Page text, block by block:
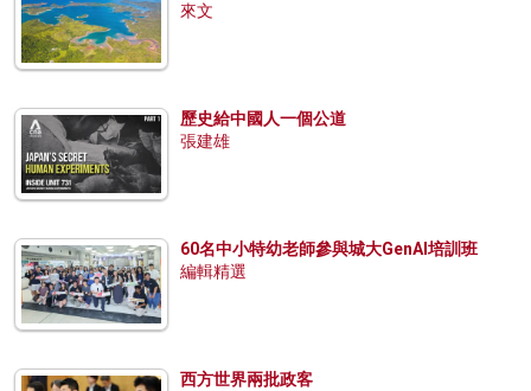
來文
歷史給中國人一個公道
張建雄
60名中小特幼老師參與城大GenAI培訓班
編輯精選
西方世界兩批政客